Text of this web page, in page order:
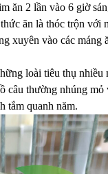
ăn 2 lần vào 6 giờ
ăn là thóc trộn với
xuyên vào các
loài tiêu thụ
thường nhúng
tắm quanh năm.